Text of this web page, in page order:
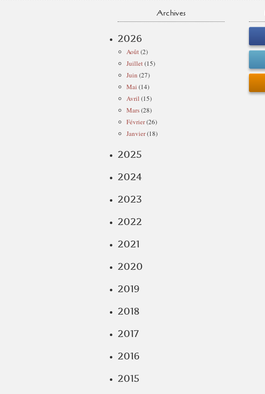
Archives
2026
Août(2)
Juillet(15)
Juin (27)
Mai (14)
Avril (15)
Mars(28)
Février(26)
Janvier(18)
2025
2024
2023
2022
2021
2020
2019
2018
2017
2016
2015